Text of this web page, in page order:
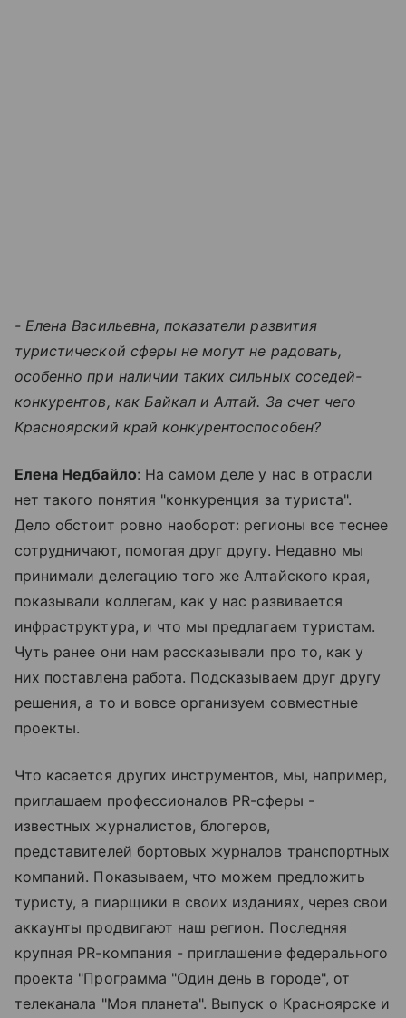
- Елена Васильевна, показатели развития
туристической сферы не могут не радовать,
особенно при наличии таких сильных соседей-
конкурентов, как Байкал и Алтай. За счет чего
Красноярский край конкурентоспособен?
Елена Недбайло: На самом деле у нас в отрасли
нет такого понятия "конкуренция за туриста".
Дело обстоит ровно наоборот: регионы все теснее
сотрудничают, помогая друг другу. Недавно мы
принимали делегацию того же Алтайского края,
показывали коллегам, как у нас развивается
инфраструктура, и что мы предлагаем туристам.
Чуть ранее они нам рассказывали про то, как у
них поставлена работа. Подсказываем друг другу
решения, а то и вовсе организуем совместные
проекты.
Что касается других инструментов, мы, например,
приглашаем профессионалов PR-сферы -
известных журналистов, блогеров,
представителей бортовых журналов транспортных
компаний. Показываем, что можем предложить
туристу, а пиарщики в своих изданиях, через свои
аккаунты продвигают наш регион. Последняя
крупная PR-компания - приглашение федерального
проекта "Программа "Один день в городе", от
телеканала "Моя планета". Выпуск о Красноярске и